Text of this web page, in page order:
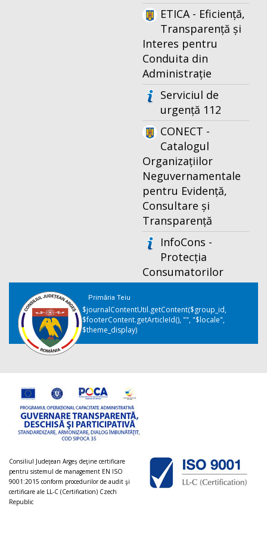
ETICA - Eficiență,
Transparență și
Interes pentru
Conduita din
Administrație
Serviciul de
urgență 112
CONECT -
Catalogul
Organizațiilor
Neguvernamentale
pentru Evidență,
Consultare și
Transparență
InfoCons -
Protecția
Consumatorilor
Primăria Teiu
$journalContentUtil.getContent($group_id,
$footerContent.getArticleId(), "", "$locale",
$theme_display)
Consiliul Judeţean Argeș deţine certificare
pentru sistemul de management EN ISO
9001:2015 conform procedurilor de audit şi
certificare ale LL-C (Certification) Czech
Republic